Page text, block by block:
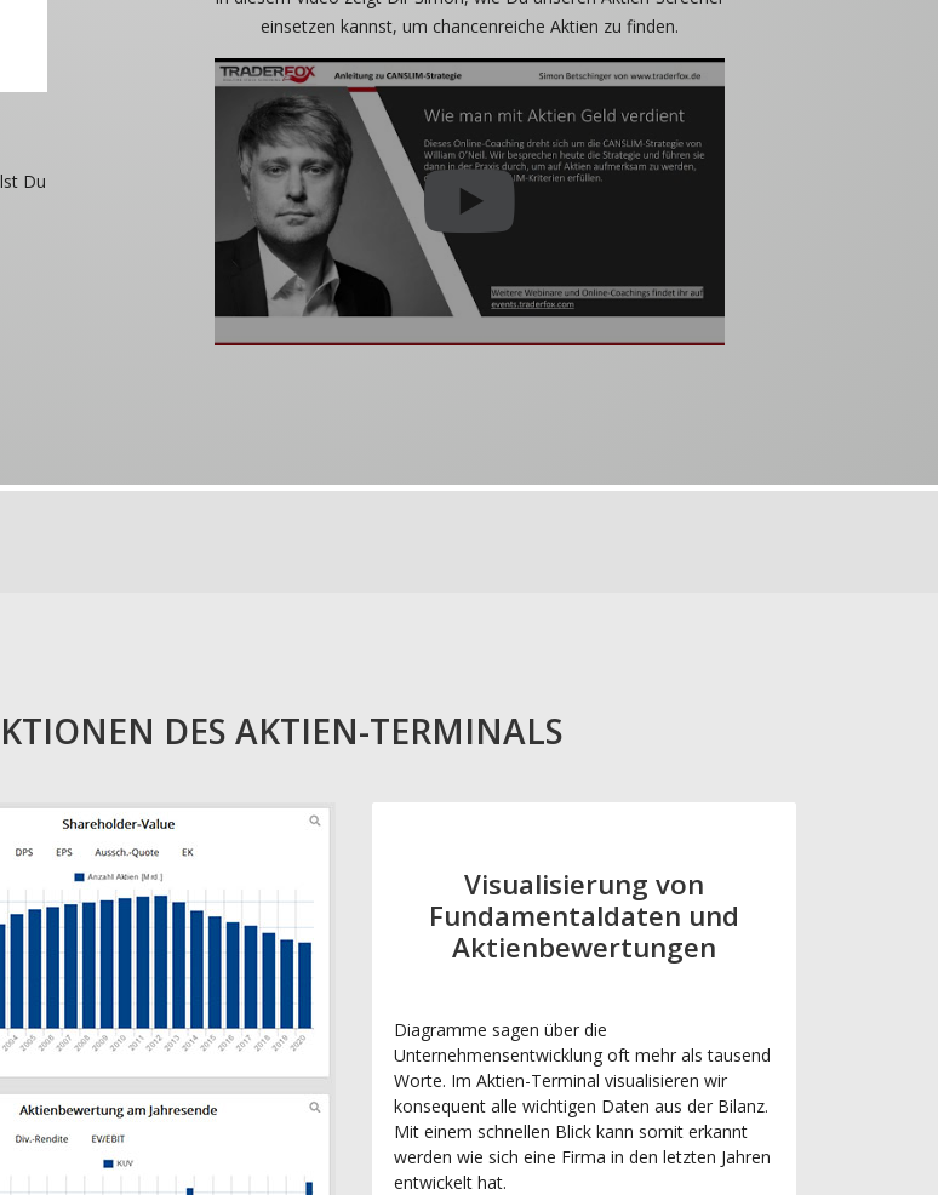
Du
einsetzen kannst, um chancenreiche Aktien zu finden.
DES AKTIEN-TERMINALS
Visualisierung von
Fundamentaldaten und
Aktienbewertungen
Diagramme sagen über die
Unternehmensentwicklung oft mehr als tausend
Worte. Im Aktien-Terminal visualisieren wir
konsequent alle wichtigen Daten aus der Bilanz.
Mit einem schnellen Blick kann somit erkannt
werden wie sich eine Firma in den letzten Jahren
entwickelt hat.